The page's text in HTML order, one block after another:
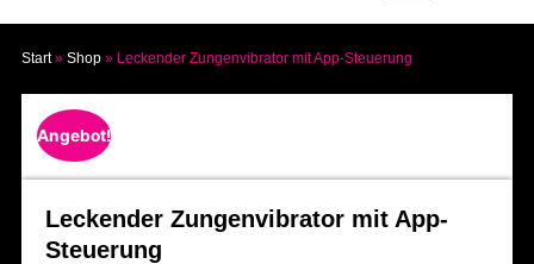
Start» Shop» Leckender Zungenvibrator mit App-Steuerung
Angebot!
Leckender Zungenvibrator mit App-
Steuerung